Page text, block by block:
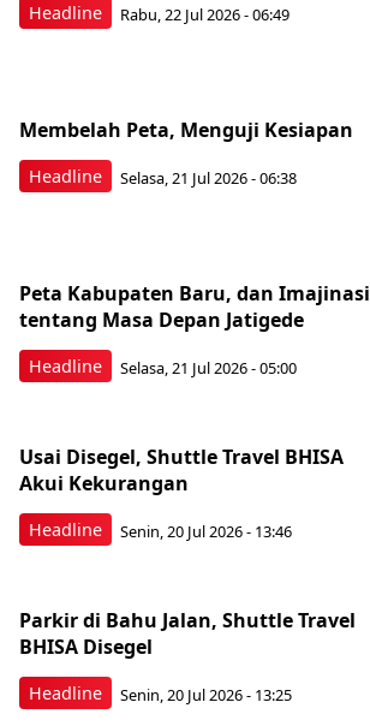
Headline Rabu, 22 Jul 2026 - 06:49
Headline
Membelah Peta, Menguji Kesiapan
Selasa, 21 Jul 2026 - 06:38
Headline
Peta Kabupaten Baru, dan Imajinasi
tentang Masa Depan Jatigede
Selasa, 21 Jul 2026 - 05:00
Headline
Usai Disegel, Shuttle Travel BHISA
Akui Kekurangan
Senin, 20 Jul 2026 - 13:46
Headline
Parkir di Bahu Jalan, Shuttle Travel
BHISA Disegel
Senin, 20 Jul 2026 - 13:25